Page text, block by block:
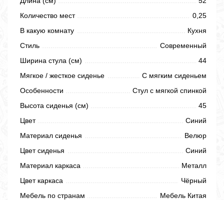
Количество мест
0,25
В какую комнату
Кухня
Стиль
Современный
Ширина стула (см)
44
Мягкое / жесткое сиденье
С мягким сиденьем
Особенности
Стул с мягкой спинкой
Высота сиденья (см)
45
Цвет
Синий
Материал сиденья
Велюр
Цвет сиденья
Синий
Материал каркаса
Металл
Цвет каркаса
Чёрный
Мебель по странам
Мебель Китая